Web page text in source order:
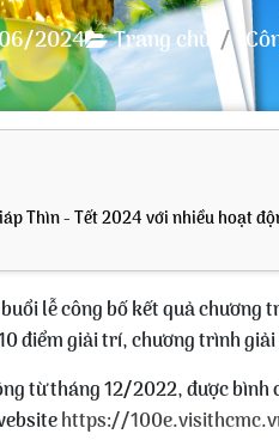
2024 Trang chủ
Thìn - Tết 2024 với nhiều hoạt
lễ công bố kết quả chương
điểm giải trí, chương trình
từ tháng 12/2022, được
https://